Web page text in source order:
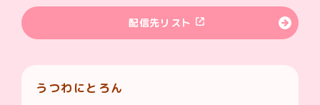
配信先リスト
うつわにとろん